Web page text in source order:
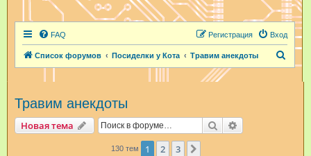
FAQ Вход
Регистрация
Список форумов Посиделки у Кота Травим анекдоты
Травим анекдоты
Новая тема Поиск
130 тем 1 2 3